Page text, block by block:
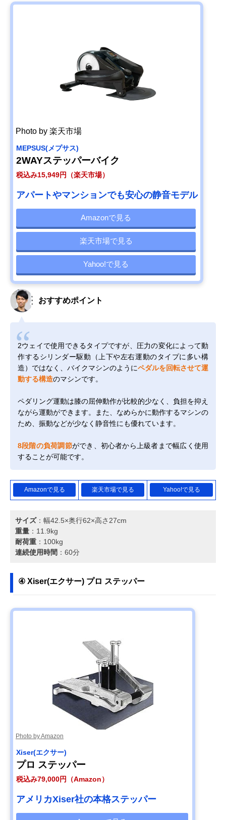
Photo by 楽天市場
MEPSUS(メプサス)
2WAYステッパーバイク
税込み15,949円（楽天市場）
アパートやマンションでも安心の静音モデル
Amazonで見る
楽天市場で見る
Yahoo!で見る
おすすめポイント
2ウェイで使用できるタイプですが、圧力の変化によって動
作するシリンダー駆動（上下や左右運動のタイプに多い構
造）ではなく、バイクマシンのようにペダルを回転させて運
動する構造のマシンです。
ペダリング運動は膝の屈伸動作が比較的少なく、負担を抑え
ながら運動ができます。また、なめらかに動作するマシンの
ため、振動などが少なく静音性にも優れています。
8段階の負荷調節ができ、初心者から上級者まで幅広く使用
することが可能です。
Amazonで見る 楽天市場で見る Yahoo!で見る
サイズ：幅42.5×奥行62×高さ27cm
重量 ：11.9kg
耐荷重 ：100kg
連続使用時間 ：60分
④ Xiser(エクサー) プロ ステッパー
Photo by Amazon
Xiser(エクサー)
プロ ステッパー
税込み79,000円（Amazon）
アメリカXiser社の本格ステッパー